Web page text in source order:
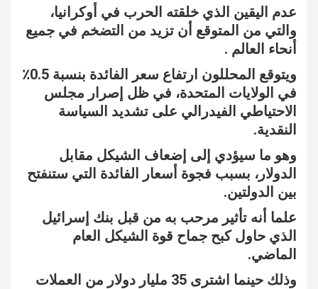
عدم اليقين الذي خلقته الحرب في أوكرانيا،
والتي من المتوقع أن تزيد من التضخم في جميع
أنحاء العالم .
ويتوقع المحللون ارتفاع سعر الفائدة بنسبة 0.5٪
في الولايات المتحدة، في ظل إصرار مجلس
الاحتياطي الفيدرالي على تشديد السياسة
النقدية.
وهو ما سيؤدي إلى إضعاف الشيكل مقابل
الدولار، بسبب فجوة أسعار الفائدة التي ستنفتح
بين الدولتين.
علما أنه تأثير مرحب به من قبل بنك إسرائيل
الذي حاول كبح جماح قوة الشيكل العام
الماضي.
وذلك حينما اشترى 35 مليار دولار من العملات